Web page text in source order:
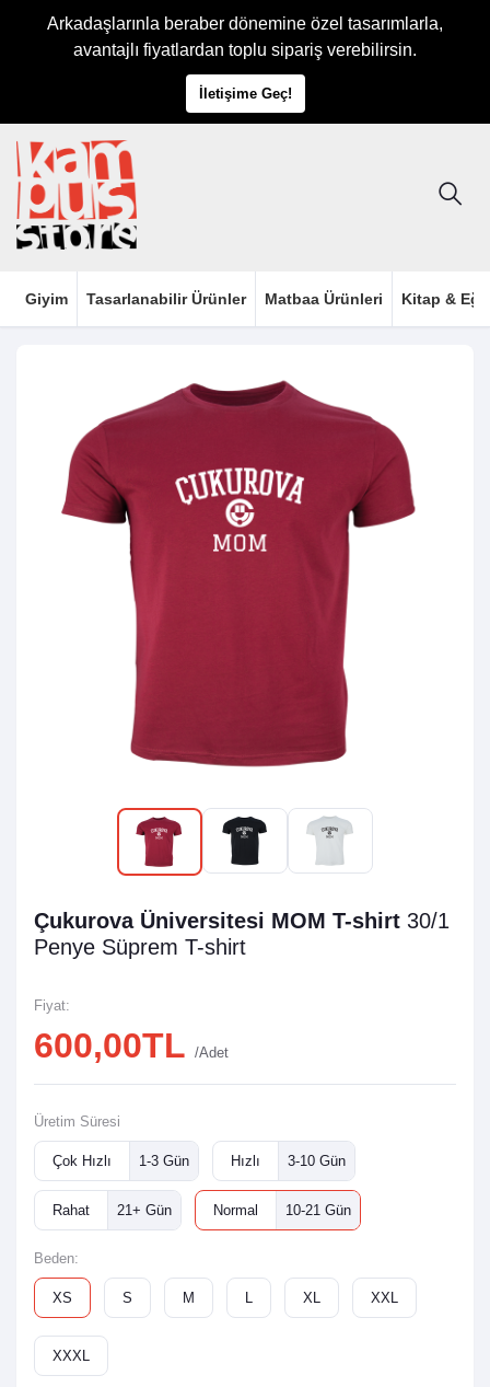
Arkadaşlarınla beraber dönemine özel tasarımlarla,
avantajlı fiyatlardan toplu sipariş verebilirsin.
İletişime Geç!
Giyim Tasarlanabilir Ürünler Matbaa Ürünleri Kitap &
Çukurova Üniversitesi MOM T-shirt 30/1
Penye Süprem T-shirt
Fiyat:
600,00TL /Adet
Üretim Süresi
Çok Hızlı 1-3 Gün Hızlı 3-10 Gün
Rahat 21+ Gün Normal 10-21 Gün
Beden:
XS S M L XL XXL
XXXL